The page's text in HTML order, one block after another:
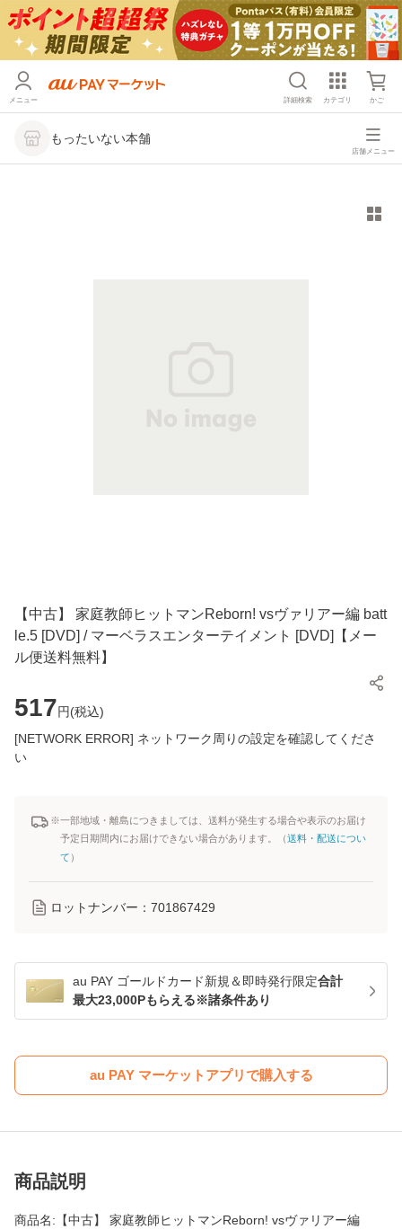
メニュー 詳細検索 カテゴリ かご
もったいない本舗
店舗メニュー
【中古】 家庭教師ヒットマンReborn! vsヴァリアー編 batt
le.5 [DVD] / マーベラスエンターテイメント [DVD]【メー
ル便送料無料】
517円(税込)
[NETWORK ERROR] ネットワーク周りの設定を確認してくださ
い
※一部地域・離島につきましては、送料が発生する場合や表示のお届け
予定日期間内にお届けできない場合があります。（送料・配送につい
て ）
ロットナンバー： 701867429
au PAY ゴールドカード新規＆即時発行限定合計
最大23,000Pもらえる※諸条件あり
au PAY マーケットアプリで購入する
商品説明
商品名:【中古】 家庭教師ヒットマンReborn! vsヴァリアー編